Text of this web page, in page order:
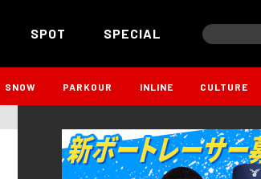
SPOT SPECIAL
SNOW PARKOUR INLINE CULTURE